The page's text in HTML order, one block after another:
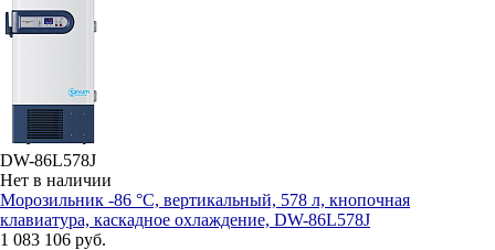
DW-86L578J
Нет в наличии
Морозильник -86 °С, вертикальный, 578 л, кнопочная
клавиатура, каскадное охлаждение, DW-86L578J
1 083 106 руб.